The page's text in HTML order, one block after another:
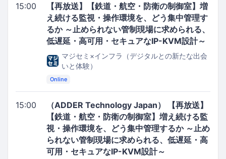
15:00
【再放送】【鉄道・航空・防衛の制御室】増
え続ける監視・操作環境を、どう集中管理す
るか ～止められない管制現場に求められる、
低遅延・高可用・セキュアなIP-KVM設計～
マジセミ×インフラ（デジタルとの新たな出会
いと体験）
Online
15:00
（ADDER Technology Japan） 【再放送】
【鉄道・航空・防衛の制御室】増え続ける監
視・操作環境を、どう集中管理するか ～止め
られない管制現場に求められる、低遅延・高
可用・セキュアなIP-KVM設計～